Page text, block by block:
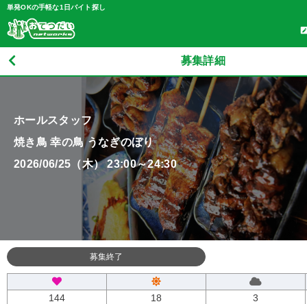
単発OKの手軽な1日バイト探し
募集詳細
ホールスタッフ
焼き鳥 幸の鳥 うなぎのぼり
2026/06/25（木） 23:00～24:30
募集終了
144 18 3